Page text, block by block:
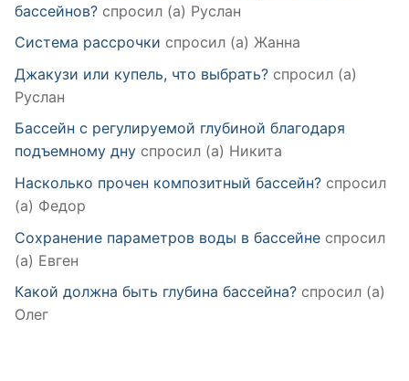
бассейнов? спросил (а) Руслан
Система рассрочки спросил (а) Жанна
Джакузи или купель, что выбрать? спросил (а)
Руслан
Бассейн с регулируемой глубиной благодаря
подъемному дну спросил (а) Никита
Насколько прочен композитный бассейн? спросил
(а) Федор
Сохранение параметров воды в бассейне спросил
(а) Евген
Какой должна быть глубина бассейна? спросил (а)
Олег